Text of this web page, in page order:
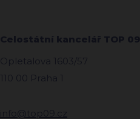
Celostátní kancelář TOP 09
Opletalova 1603/57
110 00 Praha 1
info@top09.cz